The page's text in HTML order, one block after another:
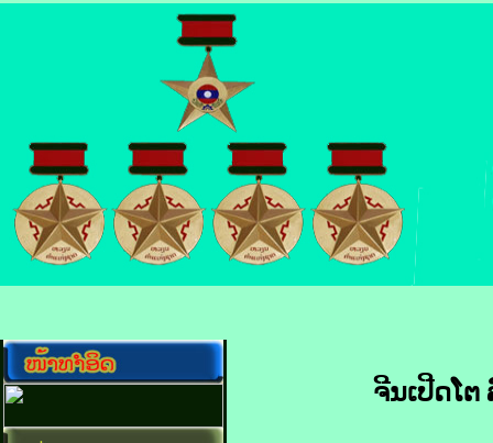
ຈີນ​ເປີດ​ໂ